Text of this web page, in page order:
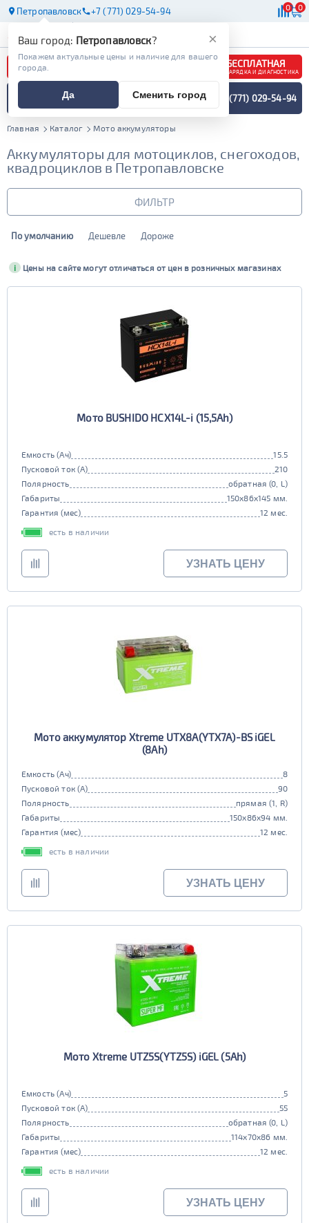
Петропавловск +7 (771) 029-54-94 0 0
АКБ
БЕСПЛАТНАЯ
ЗАРЯДКА И ДИАГНОСТИКА
ПОДБОР АККУМУЛЯТОРА
СПЕЦИАЛИСТОМ +7 (771) 029-54-94
Главная Каталог Мото аккумуляторы
Аккумуляторы для мотоциклов, снегоходов,
квадроциклов в Петропавловске
ФИЛЬТР
прямая (1, R)
универсальная (uni)
Обслуживаемость
Регион производства
Китай
Длина (мм)
100 - 200
201 - 250
Ширина (мм)
50 - 150
100 - 180
6В
нет
EFB
нет
ПОКАЗАТЬ
СБРОСИТЬ
По умолчанию Дешевле Дороже
i Цены на сайте могут отличаться от цен в розничных магазинах
Мото BUSHIDO HCX14L-i (15,5Ah)
Емкость (Ач)
15.5
Пусковой ток (А)
210
Полярность
обратная (0, L)
Габариты
150x86x145 мм.
Гарантия (мес)
12 мес.
есть в наличии
УЗНАТЬ ЦЕНУ
Мото аккумулятор Xtreme UTX8A(YTX7A)-BS iGEL
(8Ah)
Емкость (Ач)
8
Пусковой ток (А)
90
Полярность
прямая (1, R)
Габариты
150x86x94 мм.
Гарантия (мес)
12 мес.
есть в наличии
УЗНАТЬ ЦЕНУ
Мото Xtreme UTZ5S(YTZ5S) iGEL (5Ah)
Емкость (Ач)
5
Пусковой ток (А)
55
Полярность
обратная (0, L)
Габариты
114x70x86 мм.
Гарантия (мес)
12 мес.
есть в наличии
УЗНАТЬ ЦЕНУ
×
Ваш город: Петропавловск?
Покажем актуальные цены и наличие для вашего
города.
Да Сменить город